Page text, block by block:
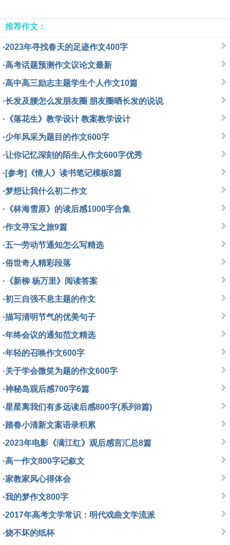
推荐作文：
·2023年寻找春天的足迹作文400字
·高考话题预测作文议论文最新
·高中高三励志主题学生个人作文10篇
·长发及腰怎么发朋友圈 朋友圈晒长发的说说
· 《落花生》教学设计 教案教学设计
·少年风采为题目的作文600字
·让你记忆深刻的陌生人作文600字优秀
· [参考]《情人》读书笔记模板8篇
·梦想让我什么初二作文
· 《林海雪原》的读后感1000字合集
·作文寻宝之旅9篇
·五一劳动节通知怎么写精选
·俗世奇人精彩段落
· 《新柳 杨万里》阅读答案
·初三自强不息主题的作文
·描写清明节气的优美句子
·年终会议的通知范文精选
·年轻的召唤作文600字
·关于学会微笑为题的作文600字
·神秘岛观后感700字6篇
·星星离我们有多远读后感800字(系列8篇)
·踏春小清新文案语录积累
·2023年电影《满江红》观后感言汇总8篇
·高一作文800字记叙文
·家教家风心得体会
·我的梦作文800字
·2017年高考文学常识：明代戏曲文学流派
·烧不坏的纸杯